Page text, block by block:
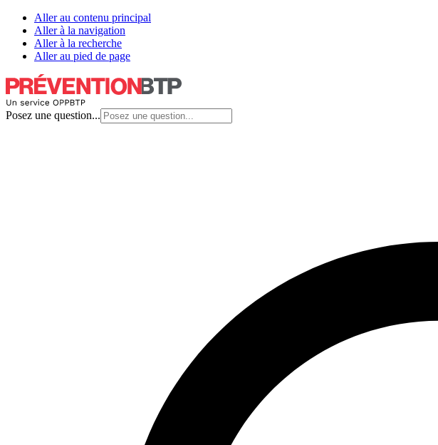
Aller au contenu principal
Aller à la navigation
Aller à la recherche
Aller au pied de page
Posez une question...